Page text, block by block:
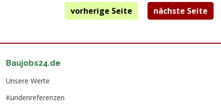
vorherige Seite nächste Seite
Baujobs24.de
Unsere Werte
Kundenreferenzen